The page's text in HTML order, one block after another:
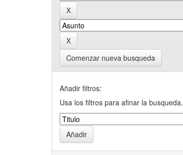
Comenzar nueva busqueda
Añadir filtros:
Usa los filtros para afinar la busqueda.